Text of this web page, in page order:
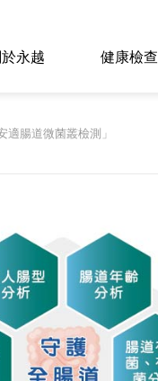
永越 健康檢查
適腸道微菌叢檢測」